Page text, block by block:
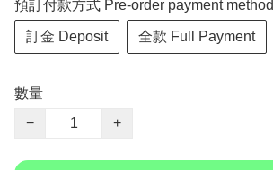
預訂付款方式 Pre-order payment method
訂金 Deposit 全款 Full Payment
數量
−
+